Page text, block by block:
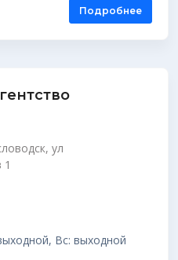
Подробнее
ул
1
Вс: выходной